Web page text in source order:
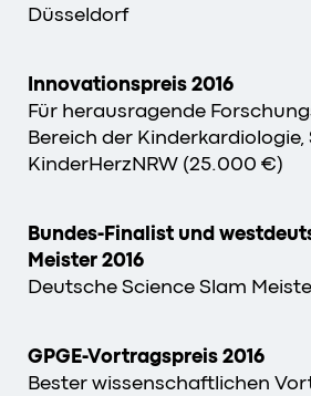
Düsseldorf
Innovationspreis 2016
Für herausragende
Bereich der
KinderHerzNRW (25.000 €)
Bundes-Finalist und
Meister 2016
Deutsche Science Slam
GPGE-Vortragspreis 2016
Bester wissenschaftlichen